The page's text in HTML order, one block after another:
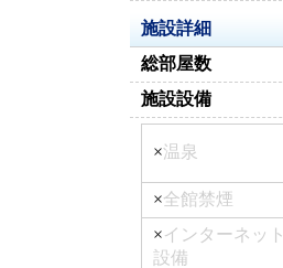
施設詳細
総部屋数
施設設備
×温泉
×全館禁煙
×インターネット
設備